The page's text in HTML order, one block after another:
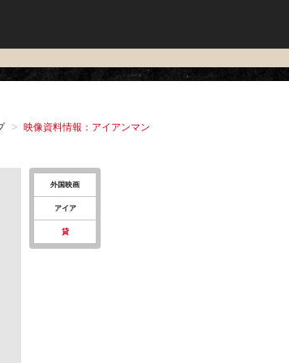
映像資料情報：アイアンマン
外国映画
アイア
貸